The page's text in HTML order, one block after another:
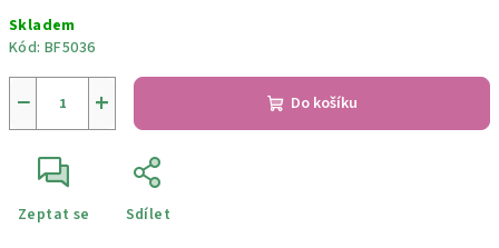
cena:
Skladem
Kód: BF5036
+
− Do košíku
Zeptat se Sdílet